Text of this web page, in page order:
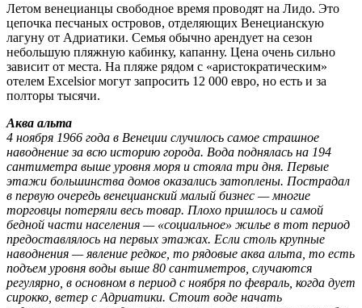
Летом венецианцы свободное время проводят на Лидо. Это
цепочка песчаных островов, отделяющих Венецианскую
лагуну от Адриатики. Семья обычно арендует на сезон
небольшую пляжную кабинку, капанну. Цена очень сильно
зависит от места. На пляже рядом с «аристократическим»
отелем Excelsior могут запросить 12 000 евро, но есть и за
полторы тысячи.
Аква альта
4 ноября 1966 года в Венеции случилось самое страшное
наводнение за всю историю города. Вода поднялась на 194
сантиметра выше уровня моря и стояла три дня. Первые
этажи большинства домов оказались затоплены. Пострадал
в первую очередь венецианский малый бизнес — многие
торговцы потеряли весь товар. Плохо пришлось и самой
бедной части населения — «социальное» жилье в тот период
предоставлялось на первых этажах. Если столь крупные
наводнения — явление редкое, то рядовые аква альта, то есть
подъем уровня воды выше 80 сантиметров, случаются
регулярно, в основном в период с ноября по февраль, когда дует
сирокко, ветер с Адриатики. Стоит воде начать